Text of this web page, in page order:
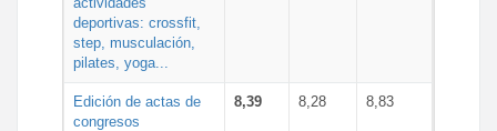
deportivas: crossfit,
step, musculación,
pilates, yoga...
Edición de actas de
congresos
8,39 8,28 8,83